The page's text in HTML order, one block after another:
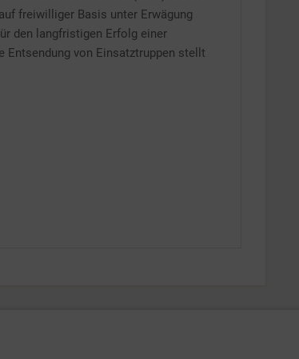
freiwilliger Basis unter Erwägung
den langfristigen Erfolg einer
Entsendung von Einsatztruppen stellt